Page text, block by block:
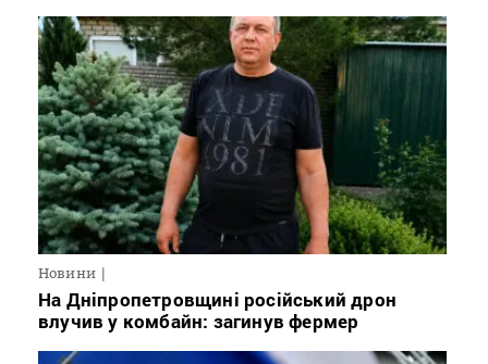
Новини
На Дніпропетровщині російський дрон
влучив у комбайн: загинув фермер